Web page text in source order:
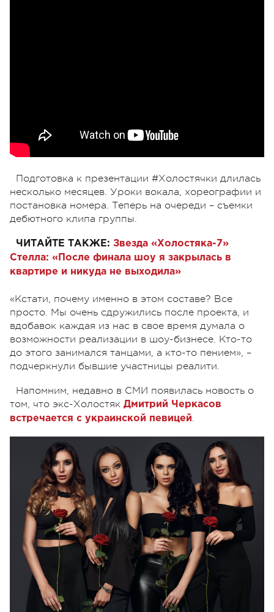
Подготовка к презентации #Холостячки длилась
несколько месяцев. Уроки вокала, хореографии и
постановка номера. Теперь на очереди – съемки
дебютного клипа группы.
ЧИТАЙТЕ ТАКЖЕ: Звезда «Холостяка-7»
Стелла: «После финала шоу я закрылась в
квартире и никуда не выходила»
«Кстати, почему именно в этом составе? Все
просто. Мы очень сдружились после проекта, и
вдобавок каждая из нас в свое время думала о
возможности реализации в шоу-бизнесе. Кто-то
до этого занимался танцами, а кто-то пением», –
подчеркнули бывшие участницы реалити.
Напомним, недавно в СМИ появилась новость о
том, что экс-Холостяк Дмитрий Черкасов
встречается с украинской певицей.